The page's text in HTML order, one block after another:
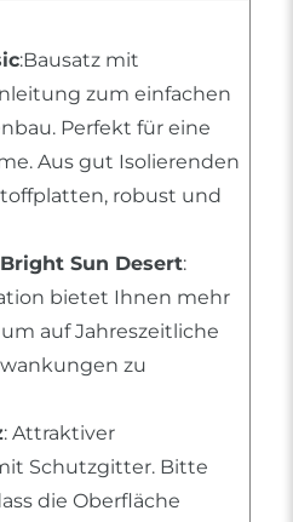
:Bausatz mit
zum einfachen
Perfekt für eine
Aus gut Isolierenden
robust und
Sun Desert:
bietet Ihnen mehr
auf Jahreszeitliche
zu
: Attraktiver
Schutzgitter. Bitte
die Oberfläche